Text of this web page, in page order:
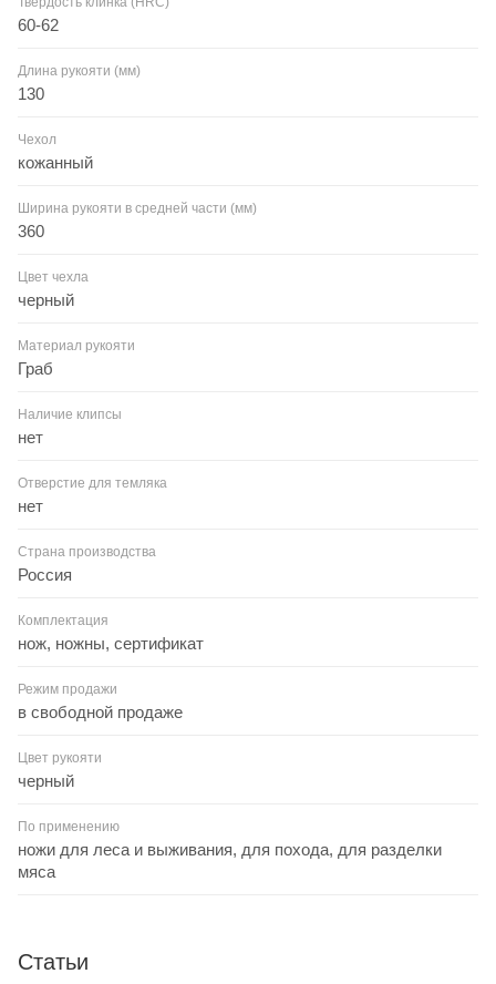
60-62
Длина рукояти (мм)
130
Чехол
кожанный
Ширина рукояти в средней части (мм)
360
Цвет чехла
черный
Материал рукояти
Граб
Наличие клипсы
нет
Отверстие для темляка
нет
Страна производства
Россия
Комплектация
нож, ножны, сертификат
Режим продажи
в свободной продаже
Цвет рукояти
черный
По применению
ножи для леса и выживания, для похода, для разделки
мяса
Статьи